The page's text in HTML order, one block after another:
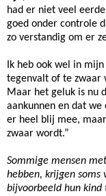
had er niet veel
goed onder controle
zo verstandig om er
Ik heb ook wel in
tegenvalt of te zwaar
Maar het geluk is nu
aankunnen en dat
er heel blij mee,
zwaar wordt.”
Sommige mensen
hebben, krijgen soms
bijvoorbeeld hun kind